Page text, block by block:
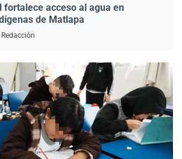
fortalece acceso al agua en
de Matlapa
Redacción